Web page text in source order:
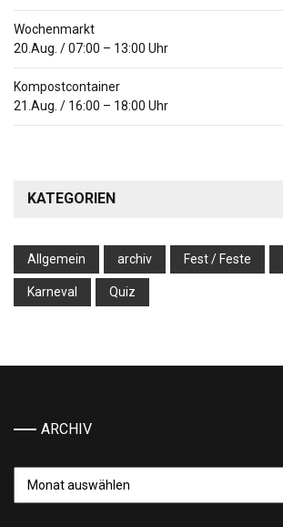
Wochenmarkt
20.Aug. /07:00 – 13:00 Uhr
Kompostcontainer
21.Aug. / 16:00 – 18:00 Uhr
KATEGORIEN
Allgemein archiv Fest / Feste
Karneval Quiz
ARCHIV